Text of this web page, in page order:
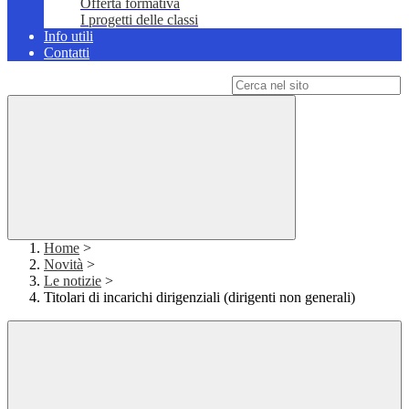
Offerta formativa
I progetti delle classi
Info utili
Contatti
Home >
Novità >
Le notizie >
Titolari di incarichi dirigenziali (dirigenti non generali)